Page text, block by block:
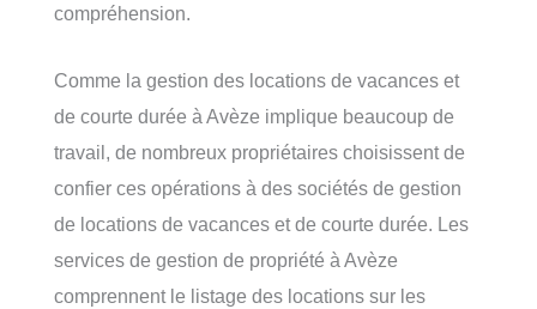
compréhension.
Comme la gestion des locations de vacances et
de courte durée à Avèze implique beaucoup de
travail, de nombreux propriétaires choisissent de
confier ces opérations à des sociétés de gestion
de locations de vacances et de courte durée. Les
services de gestion de propriété à Avèze
comprennent le listage des locations sur les